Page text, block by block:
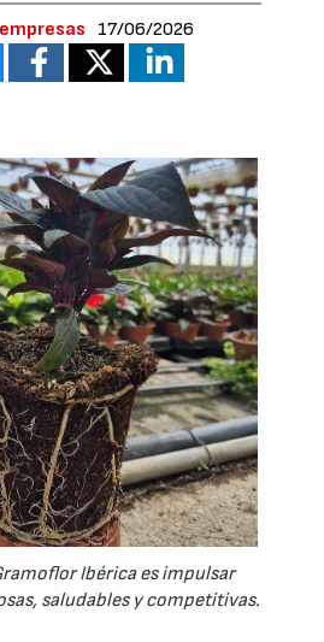
17/06/2026
Ibérica es impulsar
saludables y competitivas.